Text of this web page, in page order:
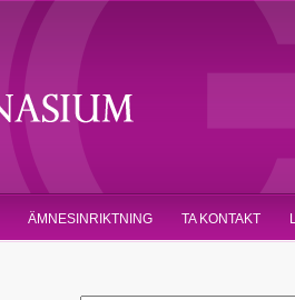
ÄMNESINRIKTNING TA KONTAKT